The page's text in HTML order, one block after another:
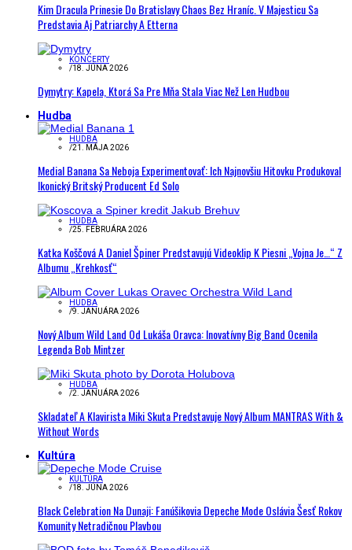
Kim Dracula Prinesie Do Bratislavy Chaos Bez Hraníc. V Majesticu Sa
Predstavia Aj Patriarchy A Etterna
KONCERTY
/18. JÚNA 2026
Dymytry: Kapela, Ktorá Sa Pre Mňa Stala Viac Než Len Hudbou
Hudba
HUDBA
/21. MÁJA 2026
Medial Banana Sa Neboja Experimentovať: Ich Najnovšiu Hitovku Produkoval
Ikonický Britský Producent Ed Solo
HUDBA
/25. FEBRUÁRA 2026
Katka Koščová A Daniel Špiner Predstavujú Videoklip K Piesni „Vojna Je…“ Z
Albumu „Krehkosť“
HUDBA
/9. JANUÁRA 2026
Nový Album Wild Land Od Lukáša Oravca: Inovatívny Big Band Ocenila
Legenda Bob Mintzer
HUDBA
/2. JANUÁRA 2026
Skladateľ A Klavirista Miki Skuta Predstavuje Nový Album MANTRAS With &
Without Words
Kultúra
KULTÚRA
/18. JÚNA 2026
Black Celebration Na Dunaji: Fanúšikovia Depeche Mode Oslávia Šesť Rokov
Komunity Netradičnou Plavbou